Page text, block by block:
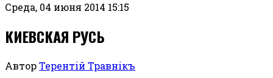
Среда, 04 июня 2014 15:15
КИЕВСКАЯ РУСЬ
АвторТерентiй Травнiкъ